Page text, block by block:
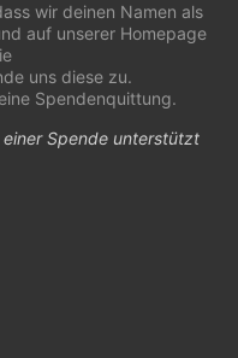
wir deinen Namen als
auf unserer Homepage
uns diese zu.
Spendenquittung.
Spende unterstützt